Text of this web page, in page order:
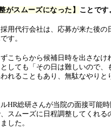
がスムーズになった】 ことです
用代行会社は、応募が来た後の
す。
こちらから候補日時を出さなけ
しても「その日は難しいので、
れることもあり、無駄なやりと
HR総研さんが当院の面接可能
スムーズに日程調整してくれる
した。